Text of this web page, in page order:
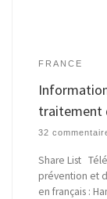
FRANCE
traitement
32
Share List
prévention et
en français :